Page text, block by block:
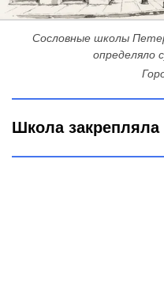
Сословные школы
определяло
Школа